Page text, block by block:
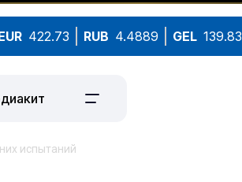
422.73 RUB 4.4889 GEL 139.83
испытаний